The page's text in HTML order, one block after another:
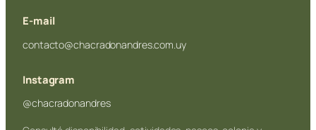
E-mail
contacto@chacradonandres.com.uy
Instagram
@chacradonandres